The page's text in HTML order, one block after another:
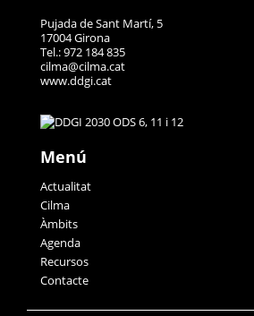
Pujada de Sant Martí, 5
17004 Girona
Tel.: 972 184 835
cilma@cilma.cat
www.ddgi.cat
Menú
Actualitat
Cilma
Àmbits
Agenda
Recursos
Contacte